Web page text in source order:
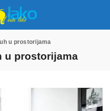
u prostorijama
u prostorijama